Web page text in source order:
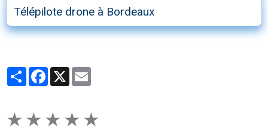
Télépilote drone à Bordeaux
PartagerFacebook
X
★ ★ ★ ★ ★